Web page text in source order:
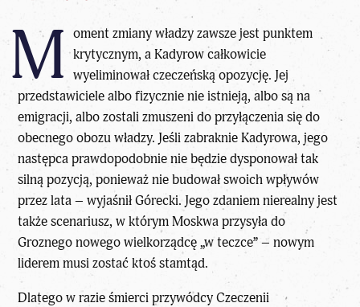
M oment zmiany władzy zawsze jest punktem
krytycznym, a Kadyrow całkowicie
wyeliminował czeczeńską opozycję. Jej
przedstawiciele albo fizycznie nie istnieją, albo są na
emigracji, albo zostali zmuszeni do przyłączenia się do
obecnego obozu władzy. Jeśli zabraknie Kadyrowa, jego
następca prawdopodobnie nie będzie dysponował tak
silną pozycją, ponieważ nie budował swoich wpływów
przez lata – wyjaśnił Górecki. Jego zdaniem nierealny jest
także scenariusz, w którym Moskwa przysyła do
Groznego nowego wielkorządcę „w teczce” – nowym
liderem musi zostać ktoś stamtąd.
Dlatego w razie śmierci przywódcy Czeczenii